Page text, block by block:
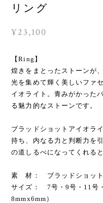
リング
¥23,100
【Ring】
煌きをまとったストーンが
光を集めて輝く美しいファ
イオライト。青みがかった
る魅力的なストーンです。
ブラッドショットアイオラ
持ち、内なる力と判断力を
の道しるべになってくれる
素 材： ブラッドショット
サイズ： 7号・9号・11号
8mmx6mm）